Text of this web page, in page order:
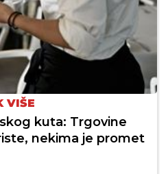
VIŠE
kuta: Trgovine
nekima je promet